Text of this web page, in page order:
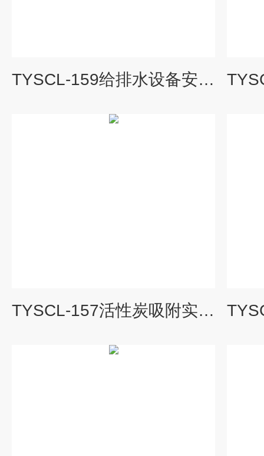
TYSCL-159给排水设备安装与控制实训装置|水处理工程实验装置
TYSCL-157活性炭吸附实验设备（双柱）|水处理工程实验装置